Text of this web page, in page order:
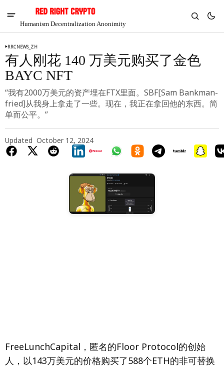
Humanism Decentralization Anonimity
RRCNEWS_ZH
有人刚花 140 万美元购买了金色
BAYC NFT
“我有2000万美元的资产埋在FTX里面。SBF[Sam Bankman-
fried]从我身上拿走了一些。现在，我正在拿回他的东西。简
单而公平。”
Updated October 12, 2024
FreeLunchCapital，匿名的Floor Protocol的创始
人，以143万美元的价格购买了588个ETH的非可替换